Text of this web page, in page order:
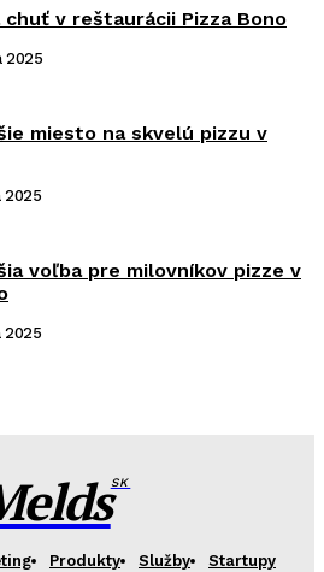
chuť v reštaurácii Pizza Bono
2025
miesto na skvelú pizzu v
2025
voľba pre milovníkov pizze v
2025
SK
Produkty Služby
Startupy